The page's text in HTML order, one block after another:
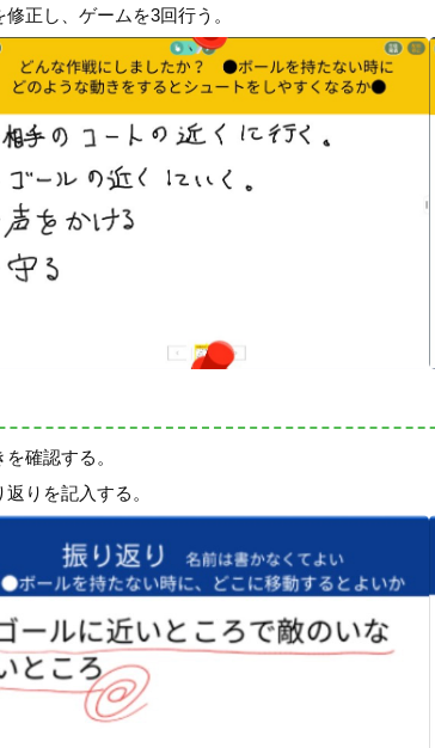
正し、ゲームを3回行う。
確認する。
りを記入する。